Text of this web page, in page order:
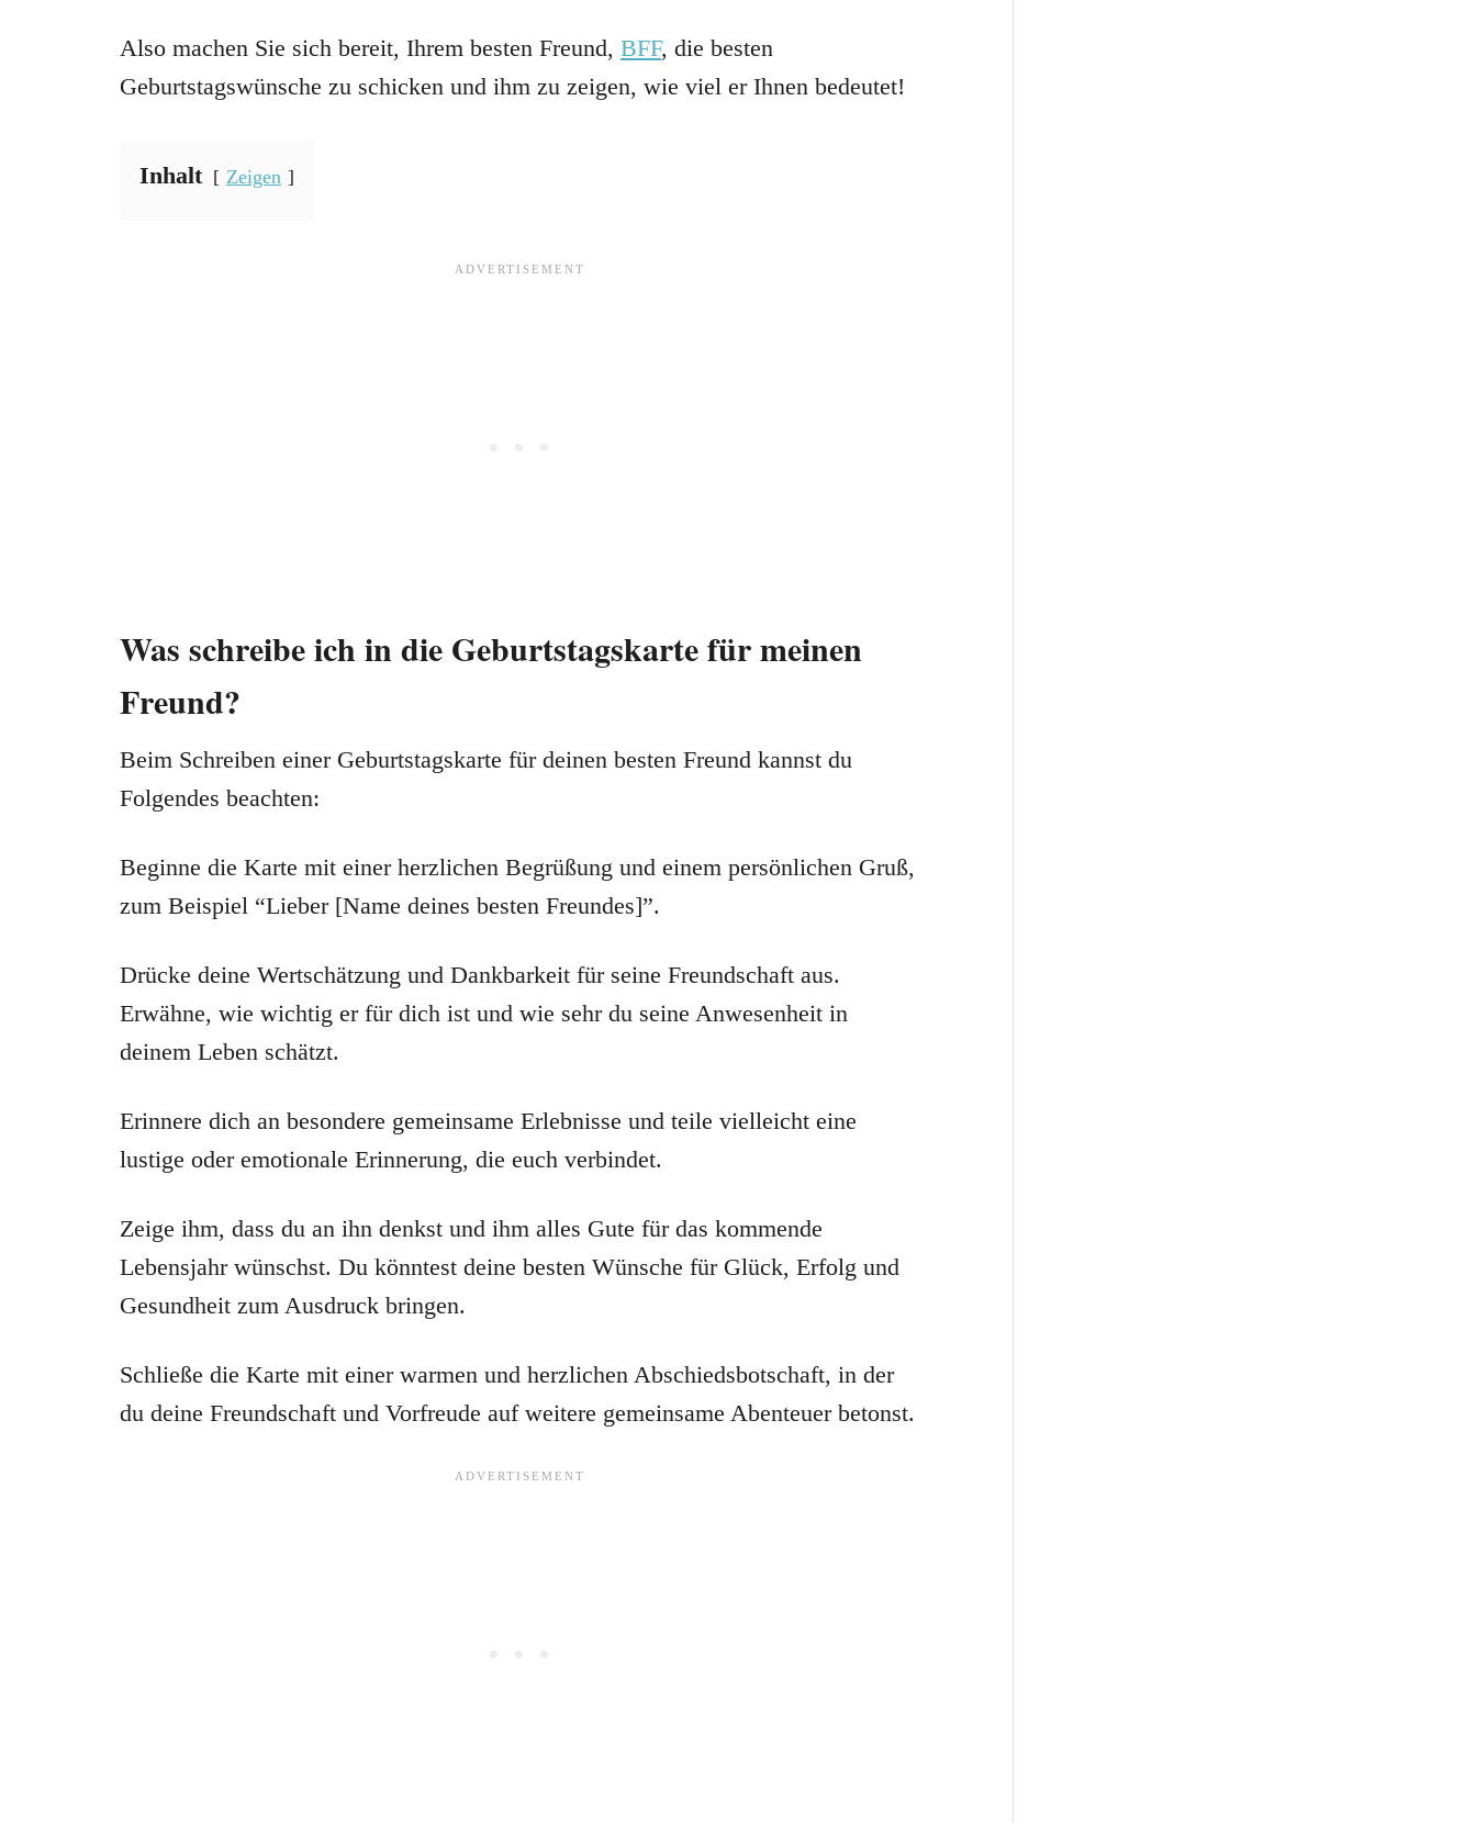
Also machen Sie sich bereit, Ihrem besten Freund, BFF, die besten
Geburtstagswünsche zu schicken und ihm zu zeigen, wie viel er Ihnen bedeutet!
Inhalt Zeigen
Was schreibe ich in die Geburtstagskarte für meinen
Freund?
Beim Schreiben einer Geburtstagskarte für deinen besten Freund kannst du
Folgendes beachten:
Beginne die Karte mit einer herzlichen Begrüßung und einem persönlichen Gruß,
zum Beispiel “Lieber [Name deines besten Freundes]”.
Drücke deine Wertschätzung und Dankbarkeit für seine Freundschaft aus.
Erwähne, wie wichtig er für dich ist und wie sehr du seine Anwesenheit in
deinem Leben schätzt.
Erinnere dich an besondere gemeinsame Erlebnisse und teile vielleicht eine
lustige oder emotionale Erinnerung, die euch verbindet.
Zeige ihm, dass du an ihn denkst und ihm alles Gute für das kommende
Lebensjahr wünschst. Du könntest deine besten Wünsche für Glück, Erfolg und
Gesundheit zum Ausdruck bringen.
Schließe die Karte mit einer warmen und herzlichen Abschiedsbotschaft, in der
du deine Freundschaft und Vorfreude auf weitere gemeinsame Abenteuer betonst.